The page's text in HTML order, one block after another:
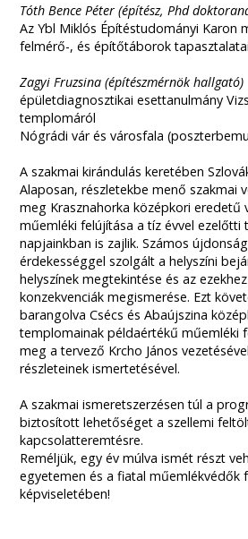
Tóth Bence Péter (építész, Phd
Az Ybl Miklós Építéstudományi Karon
felmérő-, és építőtáborok tapasztalatai
Zagyi Fruzsina (építészmérnök hallgató)
épületdiagnosztikai esettanulmány
templomáról
Nógrádi vár és városfala
A szakmai kirándulás keretében
Alaposan, részletekbe menő szakmai
meg Krasznahorka középkori eredetű
műemléki felújítása a tíz évvel
napjainkban is zajlik. Számos
érdekességgel szolgált a helyszíni
helyszínek megtekintése és az
konzekvenciák megismerése. Ezt
barangolva Csécs és Abaújszina
templomainak példaértékű műemléki
meg a tervező Krcho János
részleteinek ismertetésével.
A szakmai ismeretszerzésen túl a
biztosított lehetőséget a szellemi
kapcsolatteremtésre.
Reméljük, egy év múlva ismét részt
egyetemen és a fiatal műemlékvédők
képviseletében!